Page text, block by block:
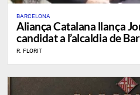
BARCELONA
​Aliança Catalana llança
candidat a l’alcaldia de
R. FLORIT